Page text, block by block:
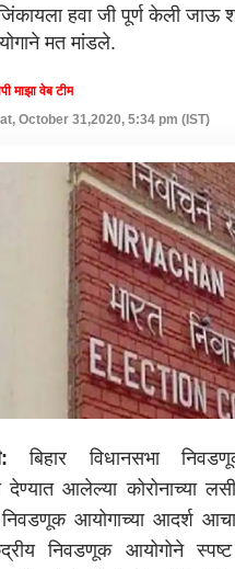
हवा जी पूर्ण केली
मत मांडले.
माझा वेब टीम
October 31,2020, 5:34 pm (IST)
बिहार विधानसभा
देण्यात आलेल्या कोरोनाच्या
आयोगाच्या आदर्श
निवडणूक आयोगोने